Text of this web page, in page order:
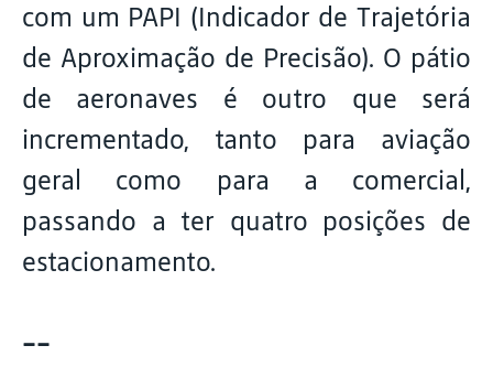
com um PAPI (Indicador de Trajetória
de Aproximação de Precisão). O pátio
de aeronaves é outro que será
incrementado, tanto para aviação
geral como para a comercial,
passando a ter quatro posições de
estacionamento.
--